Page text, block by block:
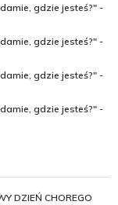
gdzie jesteś?" -
gdzie jesteś?" -
gdzie jesteś?" -
gdzie jesteś?" -
DZIEŃ CHOREGO